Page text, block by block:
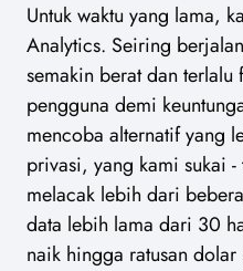
Untuk waktu yang lama,
Analytics. Seiring
semakin berat dan terlalu
pengguna demi
mencoba alternatif yang
privasi, yang kami sukai
melacak lebih dari
data lebih lama dari 30
naik hingga ratusan dolar